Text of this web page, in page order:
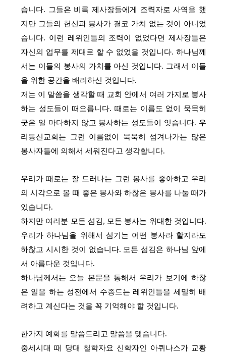
습니다. 그들은 비록 제사장들에게 조력자로 사역을 했
지만 그들의 헌신과 봉사가 결코 가치 없는 것이 아니었
습니다. 이런 레위인들의 조력이 없었다면 제사장들은
자신의 업무를 제대로 할 수 없었을 것입니다. 하나님께
서는 이들의 봉사의 가치를 아신 것입니다. 그래서 이들
을 위한 공간을 배려하신 것입니다.
저는 이 말씀을 생각할 때 교회 안에서 여러 가지로 봉사
하는 성도들이 떠오릅니다. 때로는 이름도 없이 묵묵히
궂은 일 마다하지 않고 봉사하는 성도들이 잇습니다. 우
리동신교회는 그런 이름없이 묵묵히 섬겨나가는 많은
봉사자들에 의해서 세워진다고 생각합니다.
우리가 때로는 잘 드러나는 그런 봉사를 좋아하고 우리
의 시각으로 볼 때 좋은 봉사와 하찮은 봉사를 나눌 때가
있습니다.
하지만 여러분 모든 섬김, 모든 봉사는 위대한 것입니다.
우리가 하나님을 위해서 섬기는 어떤 봉사라 할지라도
하찮고 시시한 것이 없습니다. 모든 섬김은 하나님 앞에
서 아름다운 것입니다.
하나님께서는 오늘 본문을 통해서 우리가 보기에 하찮
은 일을 하는 성전에서 수종드는 레위인들을 세밀히 배
려하고 계신다는 것을 꼭 기억해야 할 것입니다.
한가지 예화를 말씀드리고 말씀을 맺습니다.
중세시대 때 당대 철학자요 신학자인 아퀴나스가 교황